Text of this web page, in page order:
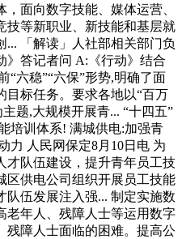
面向数字技能、媒体运营、
技等新职业、新技能和基层就
「解读」人社部相关部门负
》答记者问 A:《行动》结合
“六稳”“六保”形势,明确了面
目标任务。要求各地以“百万
题,大规模开展青... “十四五”
培训体系! 满城供电:加强青
力 人民网保定8月10日电 为
才队伍建设，提升青年员工技
区供电公司组织开展员工技能
伍发展注入强... 制定实施数
老年人、残障人士等运用数字
残障人士面临的困难。提高公